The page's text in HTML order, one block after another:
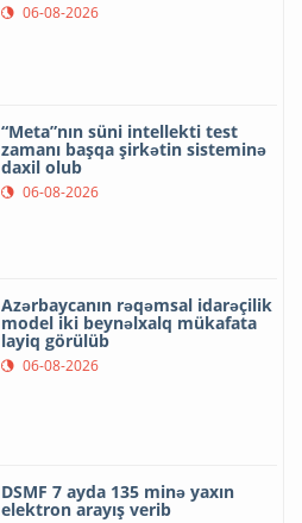
06-08-2026
“Meta”nın süni intellekti test
zamanı başqa şirkətin sisteminə
daxil olub
06-08-2026
Azərbaycanın rəqəmsal idarəçilik
model iki beynəlxalq mükafata
layiq görülüb
06-08-2026
DSMF 7 ayda 135 minə yaxın
elektron arayış verib